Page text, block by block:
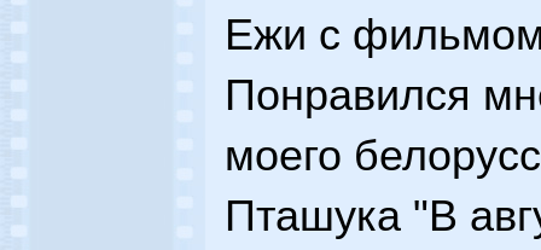
Ежи с фильмом
Понравился
моего
Пташука "В